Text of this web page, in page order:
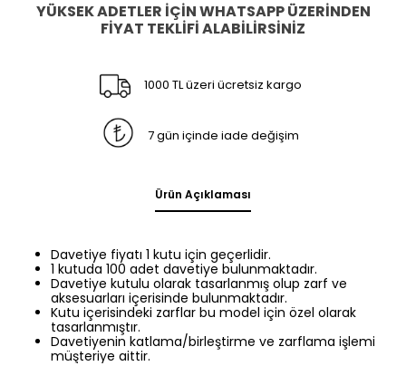
YÜKSEK ADETLER İÇİN WHATSAPP ÜZERİNDEN
FİYAT TEKLİFİ ALABİLİRSİNİZ
1000 TL üzeri ücretsiz kargo
7 gün içinde iade değişim
Ürün Açıklaması
Davetiye fiyatı 1 kutu için geçerlidir.
1 kutuda 100 adet davetiye bulunmaktadır.
Davetiye kutulu olarak tasarlanmış olup zarf ve
aksesuarları içerisinde bulunmaktadır.
Kutu içerisindeki zarflar bu model için özel olarak
tasarlanmıştır.
Davetiyenin katlama/birleştirme ve zarflama işlemi
müşteriye aittir.